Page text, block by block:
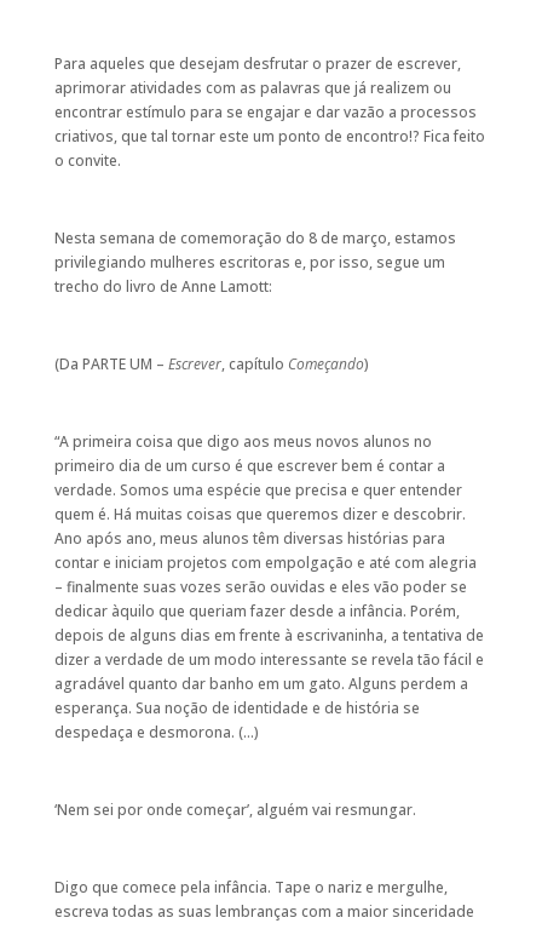
Para aqueles que desejam desfrutar o prazer de escrever,
aprimorar atividades com as palavras que já realizem ou
encontrar estímulo para se engajar e dar vazão a processos
criativos, que tal tornar este um ponto de encontro!? Fica feito
o convite.
Nesta semana de comemoração do 8 de março, estamos
privilegiando mulheres escritoras e, por isso, segue um
trecho do livro de Anne Lamott:
(Da PARTE UM – Escrever, capítulo Começando)
“A primeira coisa que digo aos meus novos alunos no
primeiro dia de um curso é que escrever bem é contar a
verdade. Somos uma espécie que precisa e quer entender
quem é. Há muitas coisas que queremos dizer e descobrir.
Ano após ano, meus alunos têm diversas histórias para
contar e iniciam projetos com empolgação e até com alegria
– finalmente suas vozes serão ouvidas e eles vão poder se
dedicar àquilo que queriam fazer desde a infância. Porém,
depois de alguns dias em frente à escrivaninha, a tentativa de
dizer a verdade de um modo interessante se revela tão fácil e
agradável quanto dar banho em um gato. Alguns perdem a
esperança. Sua noção de identidade e de história se
despedaça e desmorona. (…)
‘Nem sei por onde começar’, alguém vai resmungar.
Digo que comece pela infância. Tape o nariz e mergulhe,
escreva todas as suas lembranças com a maior sinceridade